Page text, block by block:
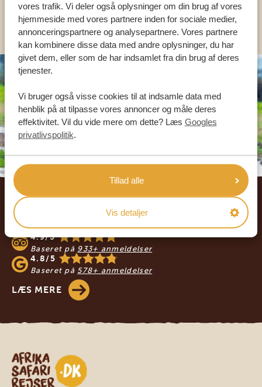
vores trafik. Vi deler også oplysninger om din brug af vores
hjemmeside med vores partnere inden for sociale medier,
annonceringspartnere og analysepartnere. Vores partnere
kan kombinere disse data med andre oplysninger, du har
givet dem, eller som de har indsamlet fra din brug af deres
tjenester.
Vi bruger også visse cookies til at indsamle data med
henblik på at tilpasse vores annoncer og måle deres
effektivitet. Vil du vide mere om dette? Læs Googles
privatlivspolitik.
Tillad alle
Vis detaljer
KONTAKT OS
Footer
VORES REJSENDE ANBEFALER AFRIKA
SAFARIREJSER
4.9/5
Baseret på 933+ anmeldelser
4.8/5
Baseret på 578+ anmeldelser
LÆS MERE
Safari-rejser i Afrika